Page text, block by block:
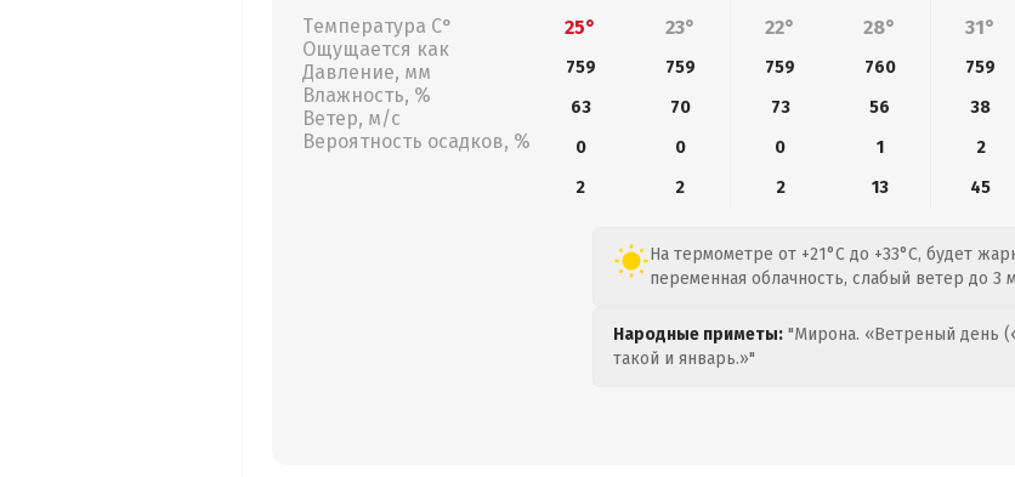
Температура С°
Ощущается как
Давление, мм
Влажность, %
Ветер, м/с
Вероятность осадков, %
25°
23° 22° 28° 31°
759 759 759 760 759
63
70 73 56 38
0
0 0 1 2
2
2 2 13 45
На термометре от +21°C до +33°C, будет
переменная облачность, слабый ветер до 3
Народные приметы: "Мирона. «Ветреный день
такой и январь.»"